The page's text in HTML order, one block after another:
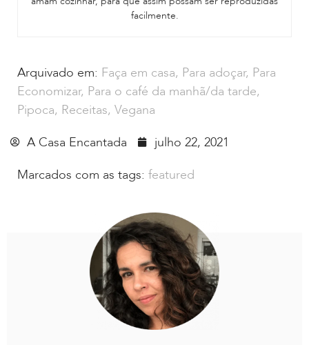
facilmente.
Arquivado em: Faça em casa, Para adoçar, Para
Economizar, Para o café da manhã/da tarde,
Pipoca, Receitas, Vegana
A Casa Encantada
julho 22, 2021
Marcados com as tags: featured